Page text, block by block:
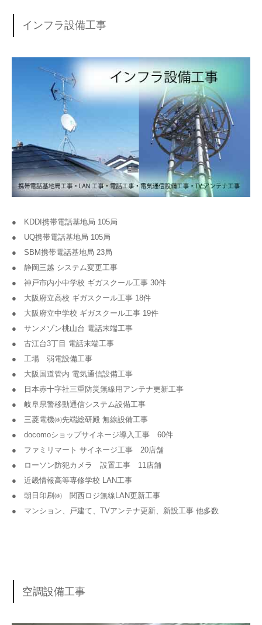
インフラ設備工事
● KDDI携帯電話基地局 105局
● UQ携帯電話基地局 105局
● SBM携帯電話基地局 23局
● 静岡三越 システム変更工事
● 神戸市内小中学校 ギガスクール工事 30件
● 大阪府立高校 ギガスクール工事 18件
● 大阪府立中学校 ギガスクール工事 19件
● サンメゾン桃山台 電話末端工事
● 古江台3丁目 電話末端工事
● 工場 弱電設備工事
● 大阪国道管内 電気通信設備工事
● 日本赤十字社三重防災無線用アンテナ更新工事
● 岐阜県警移動通信システム設備工事
● 三菱電機㈱先端総研殿 無線設備工事
● docomoショップサイネージ導入工事 60件
● ファミリマート サイネージ工事 20店舗
● ローソン防犯カメラ 設置工事 11店舗
● 近畿情報高等専修学校 LAN工事
● 朝日印刷㈱ 関西ロジ無線LAN更新工事
● マンション、戸建て、TVアンテナ更新、新設工事 他多数
空調設備工事